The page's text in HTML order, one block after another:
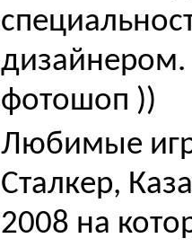
фотошоп ))
Любимые
Сталкер,
2008 на